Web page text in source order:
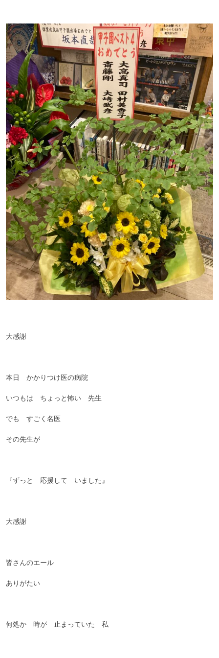
大感謝
本日 かかりつけ医の病院
いつもは ちょっと怖い 先生
でも すごく名医
その先生が
『ずっと 応援して いました』
大感謝
皆さんのエール
ありがたい
何処か 時が 止まっていた 私